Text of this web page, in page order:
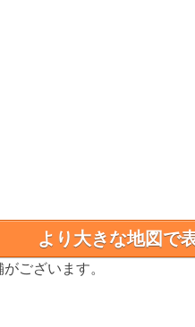
より大きな地図で
ございます。